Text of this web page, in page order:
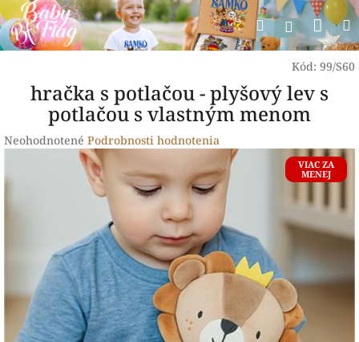
Prejsť
na
obsah
Hľadať
Kód: 99/S60
hračka s potlačou - plyšový lev s
potlačou s vlastným menom
Priemerné
je
hviezdičiek.
Neohodnotené Podrobnosti hodnotenia
VIAC ZA
MENEJ